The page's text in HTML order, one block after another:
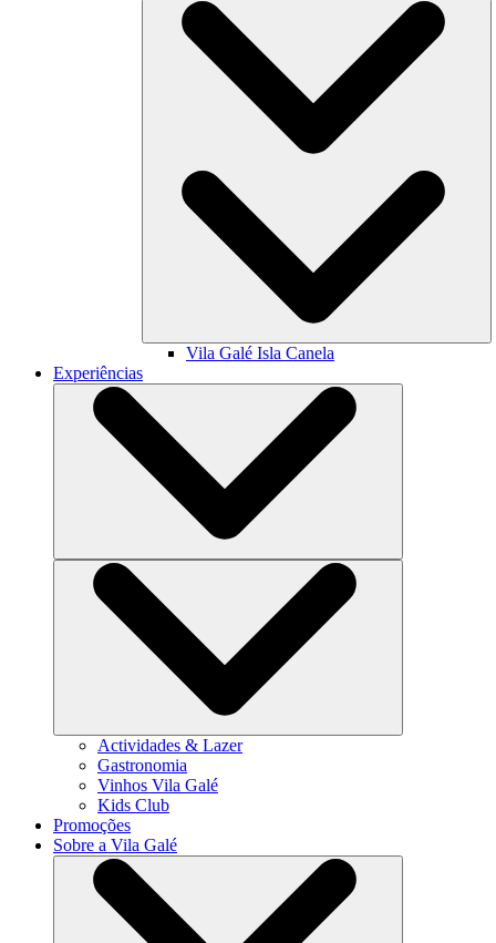
Vila Galé Isla Canela
Experiências
Actividades & Lazer
Gastronomia
Vinhos Vila Galé
Kids Club
Promoções
Sobre a Vila Galé